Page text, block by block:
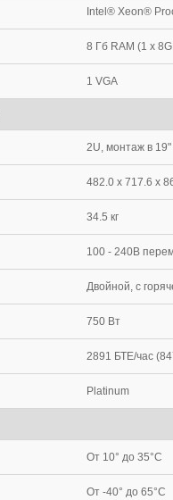
Intel® Xeon®
8 Гб RAM (1 x
1 VGA
2U, монтаж в 19"
482.0 x 717.6 x
34.5 кг
100 - 240В
Двойной, с
750 Вт
2891 БТЕ/час
Platinum
От 10° до 35°C
От -40° до 65°C